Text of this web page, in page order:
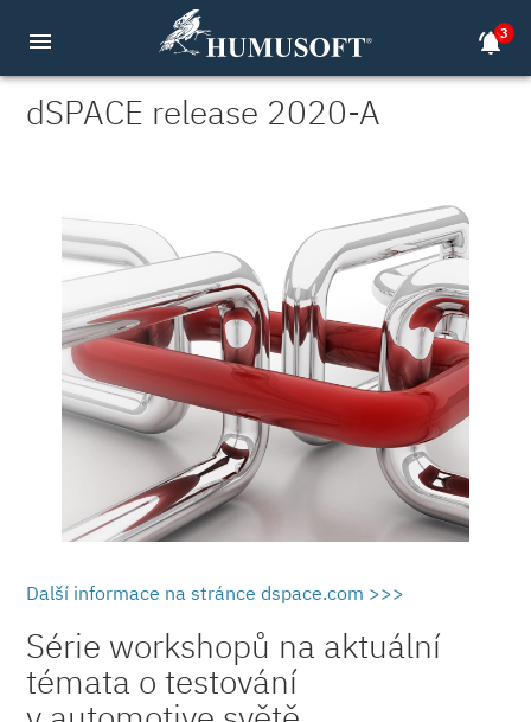
menu notifications_active3
dSPACE release 2020-A
Další informace na stránce dspace.com >>>
Série workshopů na aktuální
témata o testování